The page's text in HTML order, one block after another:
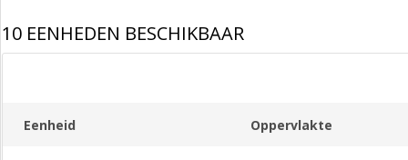
10 EENHEDEN BESCHIKBAAR
Eenheid Oppervlakte